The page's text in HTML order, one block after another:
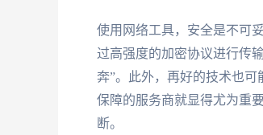
使用网络工具，安全是不可
过高强度的加密协议进行传
奔”。此外，再好的技术也
保障的服务商就显得尤为重
断。